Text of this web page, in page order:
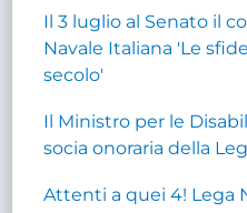
Il 3 luglio al Senato il
Navale Italiana 'Le
secolo'
Il Ministro per le
socia onoraria della
Attenti a quei 4! Lega